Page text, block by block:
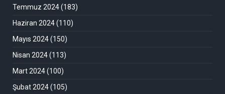
Temmuz 2024(183)
Haziran 2024(110)
Mayıs 2024(150)
Nisan 2024(113)
Mart 2024(100)
Şubat 2024(105)